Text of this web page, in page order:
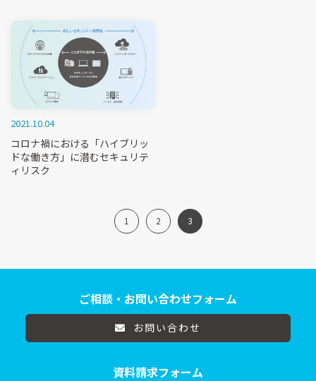
2021.10.04
コロナ禍における「ハイブリッ
ドな働き方」に潜むセキュリテ
ィリスク
1 2 3
ご相談・お問い合わせフォーム
お問い合わせ
資料請求フォーム